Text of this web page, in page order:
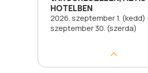
HOTELBEN
2026. szeptember 1. (kedd)
szeptember 30. (szerda)